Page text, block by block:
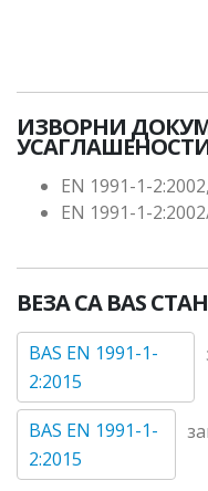
ИЗВОРНИ
EN 1991-1-
EN 1991-1-
ВЕЗА СА BAS
BAS EN 1991-1-
2:2015
BAS EN 1991-1-
2:2015